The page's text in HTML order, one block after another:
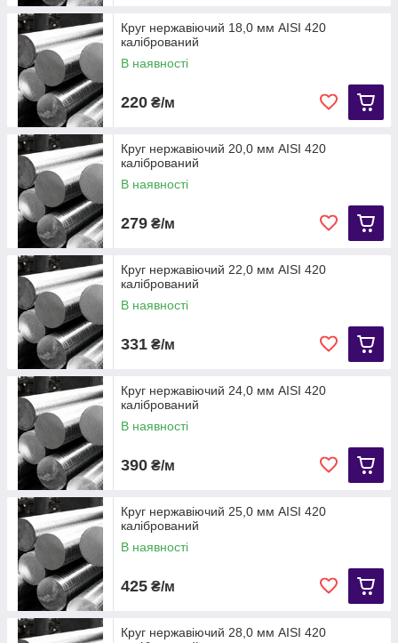
Круг нержавіючий 18,0 мм AISI 420
калібрований
В наявності
220 ₴/м
Круг нержавіючий 20,0 мм АІЅІ 420
калібрований
В наявності
279 ₴/м
Круг нержавіючий 22,0 мм AISI 420
калібрований
В наявності
331 ₴/м
Круг нержавіючий 24,0 мм AISI 420
калібрований
В наявності
390 ₴/м
Круг нержавіючий 25,0 мм АІЅІ 420
калібрований
В наявності
425 ₴/м
Круг нержавіючий 28,0 мм AISI 420